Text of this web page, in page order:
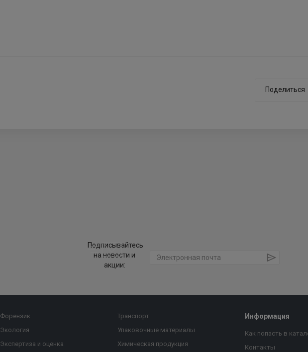
Поделиться
Подписывайтесь
на новости и
акции:
Форензик
Экология
Экспертиза и оценка
Транспорт
Упаковочные материалы
Химическая продукция
Информация
Как попасть в
Контакты